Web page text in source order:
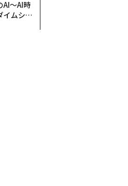
AI〜AI時
イムシフ